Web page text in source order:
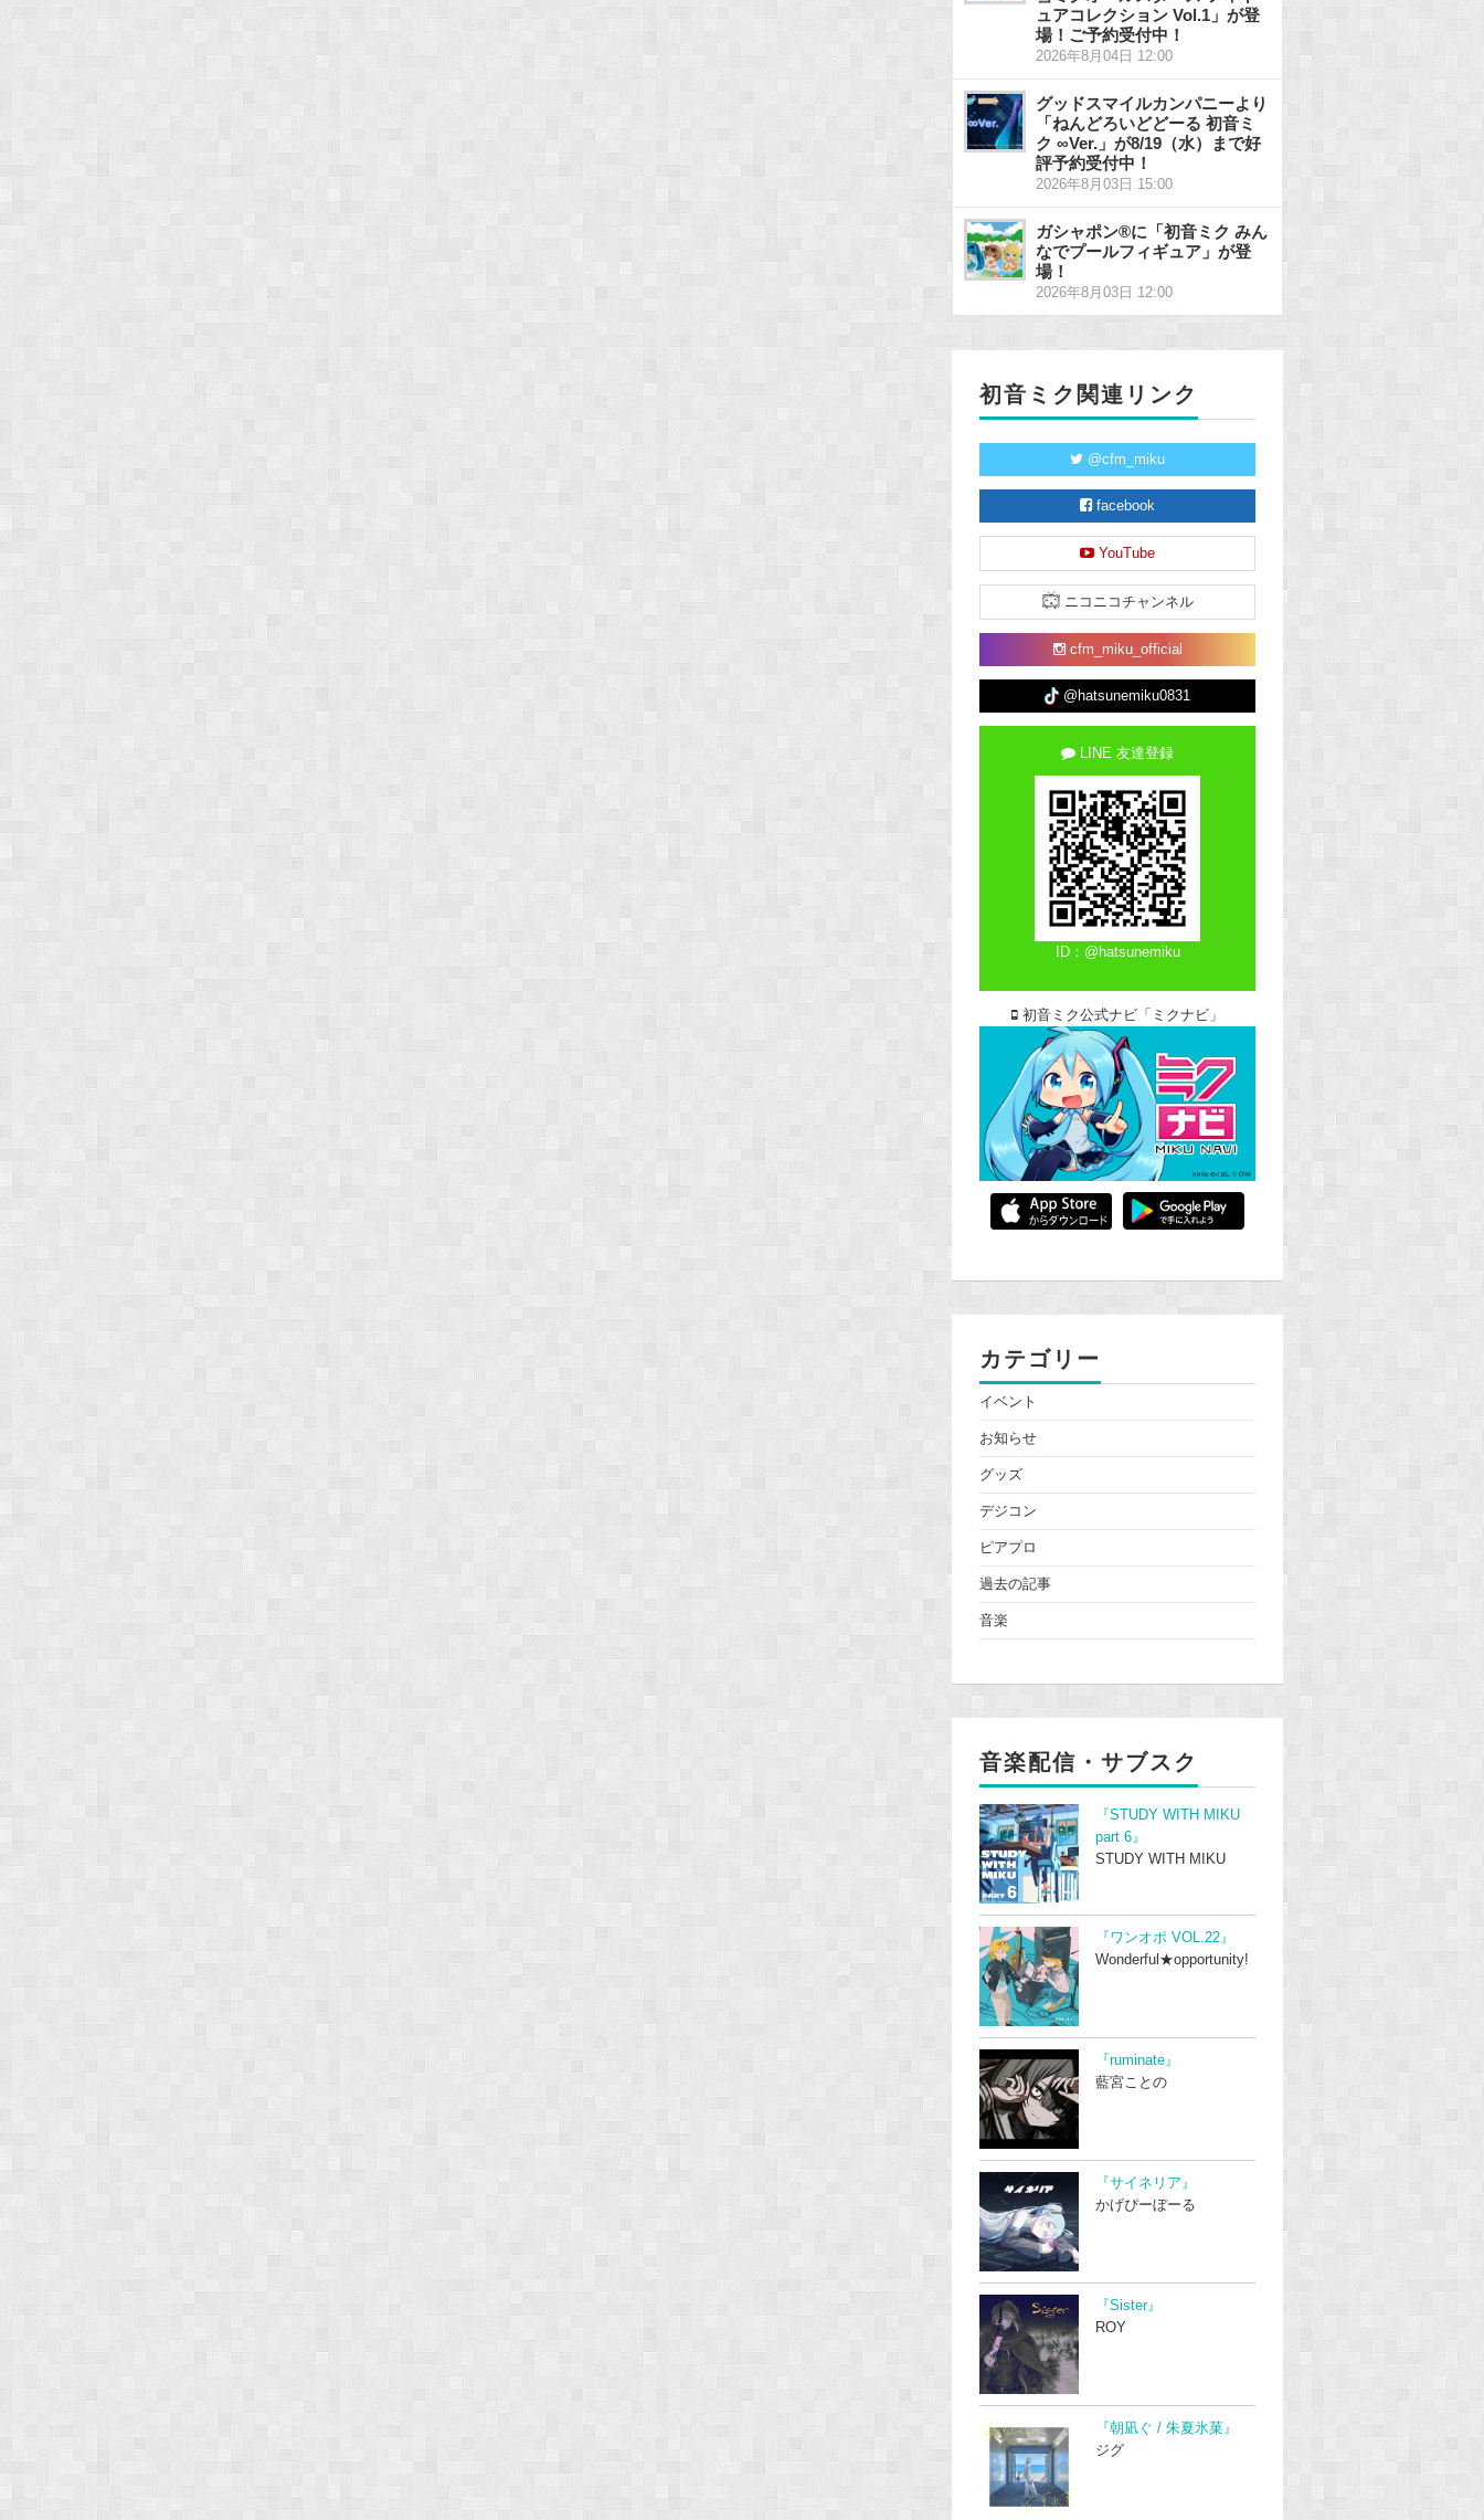
ュアコレクション Vol.1」が登
場！ご予約受付中！
2026年8月04日 12:00
グッドスマイルカンパニーより
「ねんどろいどどーる 初音ミ
ク ∞Ver.」が8/19（水）まで好
評予約受付中！
2026年8月03日 15:00
ガシャポン®に「初音ミク みん
なでプールフィギュア」が登
場！
2026年8月03日 12:00
初音ミク関連リンク
@cfm_miku
facebook
YouTube
ニコニコチャンネル
cfm_miku_official
@hatsunemiku0831
LINE 友達登録
ID：@hatsunemiku
初音ミク公式ナビ「ミクナビ」
カテゴリー
イベント
お知らせ
グッズ
デジコン
ピアプロ
過去の記事
音楽
音楽配信・サブスク
『STUDY WITH MIKU
part 6』
STUDY WITH MIKU
『ワンオポ VOL.22』
Wonderful★opportunity!
『ruminate』
藍宮ことの
『サイネリア』
かげぴーぼーる
『Sister』
ROY
『朝凪ぐ / 朱夏氷菓』
ジグ